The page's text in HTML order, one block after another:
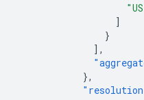
]
}
],
},